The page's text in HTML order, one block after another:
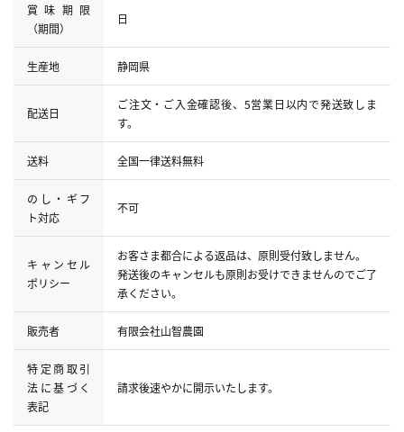
賞味期限
（期間）
日
生産地 静岡県
配送日
ご注文・ご入金確認後、5営業日以内で発送致しま
す。
送料 全国一律送料無料
のし・ギフ
ト対応
不可
キャンセル
ポリシー
お客さま都合による返品は、原則受付致しません。
発送後のキャンセルも原則お受けできませんのでご了
承ください。
販売者 有限会社山智農園
特定商取引
法に基づく
表記
請求後速やかに開示いたします。